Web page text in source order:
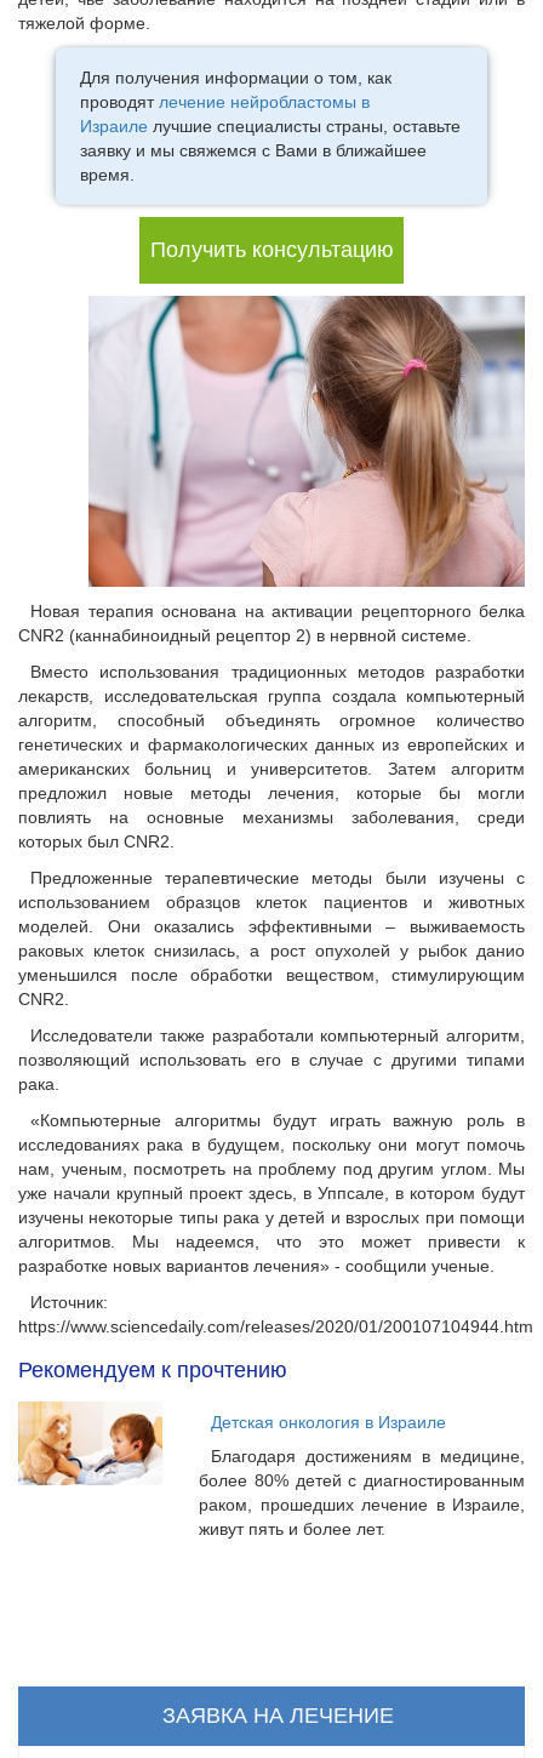
тяжелой форме.
Для получения информации о том, как
проводятлечение нейробластомы в
Израиле лучшие специалисты страны, оставьте
заявку и мы свяжемся с Вами в ближайшее
время.
Получить консультацию
Новая терапия основана на активации рецепторного белка
CNR2 (каннабиноидный рецептор 2) в нервной системе.
Вместо использования традиционных методов разработки
лекарств, исследовательская группа создала компьютерный
алгоритм, способный объединять огромное количество
генетических и фармакологических данных из европейских и
американских больниц и университетов. Затем алгоритм
предложил новые методы лечения, которые бы могли
повлиять на основные механизмы заболевания, среди
которых был CNR2.
Предложенные терапевтические методы были изучены с
использованием образцов клеток пациентов и животных
моделей. Они оказались эффективными – выживаемость
раковых клеток снизилась, а рост опухолей у рыбок данио
уменьшился после обработки веществом, стимулирующим
CNR2.
Исследователи также разработали компьютерный алгоритм,
позволяющий использовать его в случае с другими типами
рака.
«Компьютерные алгоритмы будут играть важную роль в
исследованиях рака в будущем, поскольку они могут помочь
нам, ученым, посмотреть на проблему под другим углом. Мы
уже начали крупный проект здесь, в Уппсале, в котором будут
изучены некоторые типы рака у детей и взрослых при помощи
алгоритмов. Мы надеемся, что это может привести к
разработке новых вариантов лечения» - сообщили ученые.
Источник:
https://www.sciencedaily.com/releases/2020/01/200107104944.htm
Рекомендуем к прочтению
Детская онкология в Израиле
Благодаря достижениям в медицине,
более 80% детей с диагностированным
раком, прошедших лечение в Израиле,
живут пять и более лет.
ЗАЯВКА НА ЛЕЧЕНИЕ